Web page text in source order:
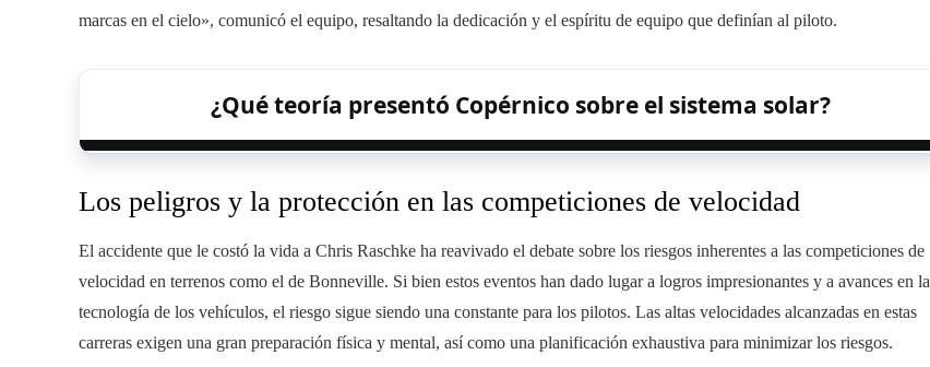
marcas en el cielo», comunicó el equipo, resaltando la dedicación y el espíritu de equipo que definían al piloto.
¿Qué teoría presentó Copérnico sobre el sistema solar?
Los peligros y la protección en las competiciones de velocidad
El accidente que le costó la vida a Chris Raschke ha reavivado el debate sobre los riesgos inherentes a las competiciones de
velocidad en terrenos como el de Bonneville. Si bien estos eventos han dado lugar a logros impresionantes y a avances en la
tecnología de los vehículos, el riesgo sigue siendo una constante para los pilotos. Las altas velocidades alcanzadas en estas
carreras exigen una gran preparación física y mental, así como una planificación exhaustiva para minimizar los riesgos.